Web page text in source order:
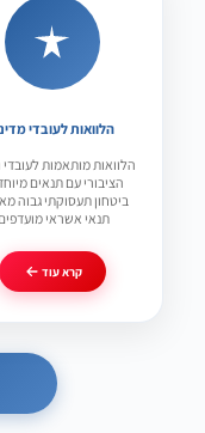
הלוואות לעובדי
הלוואות מותאמות
הציבורי עם תנאים
ביטחון תעסוקתי גבוה
תנאי אשראי
קרא עוד